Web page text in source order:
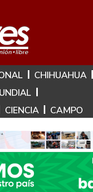
de 2026CHIHUAHUA
CIENCIA CAMPO